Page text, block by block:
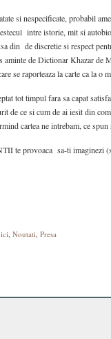
si nespecificate, probabil
intre istorie, mit si
din de discretie si respect
aminte de Dictionar Khazar de
se raporteaza la carte ca la
tot timpul fara sa capat
de ce si cum de ai iesit din
cartea ne intrebam, ce
te provoaca sa-ti imaginezi
, Noutati, Presa